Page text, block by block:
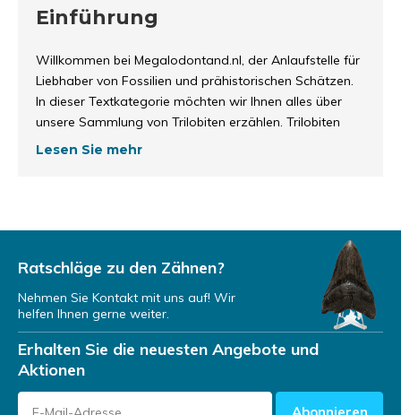
Einführung
Willkommen bei Megalodontand.nl, der Anlaufstelle für
Liebhaber von Fossilien und prähistorischen Schätzen.
In dieser Textkategorie möchten wir Ihnen alles über
unsere Sammlung von Trilobiten erzählen. Trilobiten
gehörten vor 500 Millionen Jahren zu den
Unsere Sammlung
Bei Megalodontand.de haben wir eine umfangreiche
Sammlung von Trilobiten, die von Reedops, Phacops,
Hollardops, Cyphaspis, Drotops bis hin zu den seltenen
Psychopyge reicht. Jede der unten aufgeführten
Trilobitenarten ist einzigartig und hat ihre eigene
Geschichte.
Lesen Sie mehr
Ratschläge zu den Zähnen?
Nehmen Sie Kontakt mit uns auf! Wir
helfen Ihnen gerne weiter.
Erhalten Sie die neuesten Angebote und
Aktionen